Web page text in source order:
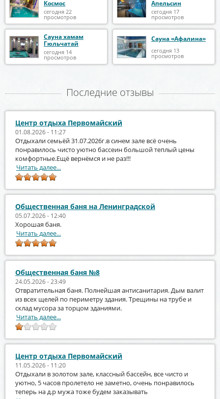
Космос
сегодня 22
просмотров
Апельсин
сегодня 17
просмотров
Сауна хамам
Гюльчатай
сегодня 14
просмотров
Сауна «Афалина»
сегодня 13
просмотров
Последние отзывы
Центр отдыха Первомайский
01.08.2026 - 11:27
Отдыхали семьёй 31.07.2026г.в синем зале всё очень
понравилось чисто уютно бассеин большой теплый цены
комфортные.Ещё вернёмся и не раз!!!
Читать далее...
Общественная баня на Ленинградской
05.07.2026 - 12:40
Хорошая баня.
Читать далее...
Общественная баня №8
24.05.2026 - 23:49
Отвратительная баня. Полнейшая антисанитария. Дым валит
из всех щелей по периметру здания. Трещины на трубе и
склад мусора за торцом зданиями.
Читать далее...
Центр отдыха Первомайский
11.05.2026 - 11:20
Отдыхали в золотом зале, классный бассейн, все чисто и
уютно, 5 часов пролетело не заметно, очень понравилось
теперь на д.р мужа тоже будем заказывать